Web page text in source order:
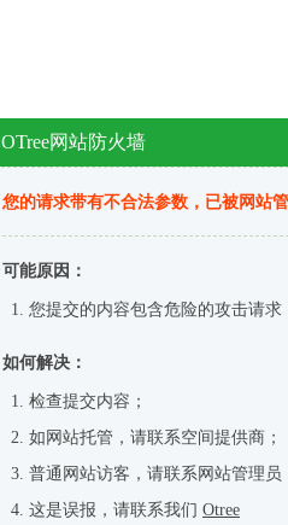
OTree网站防火墙
您的请求带有不合法参数，已被网站
可能原因：
您提交的内容包含危险的攻击请求
如何解决：
检查提交内容；
如网站托管，请联系空间提供商；
普通网站访客，请联系网站管理员
这是误报，请联系我们 Otree